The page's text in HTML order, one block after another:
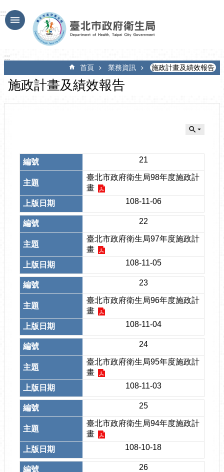
跳到主要內容區塊
:::
:::
首頁 業務資訊 施政計畫及績效報告
施政計畫及績效報告
21
臺北市政府衛生局98年度施政計
畫
108-11-06
22
臺北市政府衛生局97年度施政計
畫
108-11-05
23
臺北市政府衛生局96年度施政計
畫
108-11-04
24
臺北市政府衛生局95年度施政計
畫
108-11-03
25
臺北市政府衛生局94年度施政計
畫
108-10-18
26